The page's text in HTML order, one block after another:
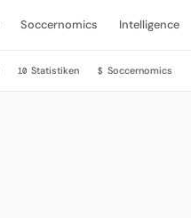
Soccernomics Intelligence
10 Statistiken $ Soccernomics